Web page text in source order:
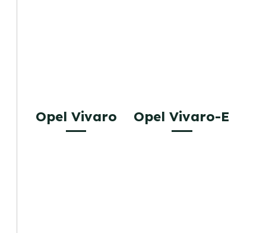
Opel Vivaro Opel Vivaro-E